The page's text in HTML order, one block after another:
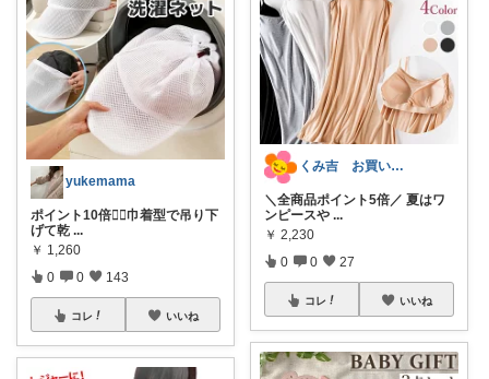
yukemama
ポイント10倍❤️‍🔥巾着型で吊り下
げて乾 ...
￥ 1,260
0 0 143
コレ いいね
くみ吉 お買い物ありがとうございます🎀
＼全商品ポイント5倍／ 夏はワ
ンピースや ...
￥ 2,230
0 0 27
コレ いいね